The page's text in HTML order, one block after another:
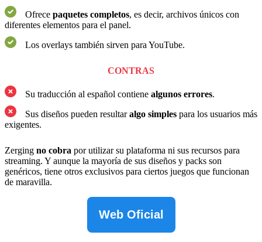
Ofrece paquetes completos, es decir, archivos únicos con
diferentes elementos para el panel.
Los overlays también sirven para YouTube.
CONTRAS
Su traducción al español contiene algunos errores.
Sus diseños pueden resultaralgo simples para los usuarios más
exigentes.
Zerging no cobra por utilizar su plataforma ni sus recursos para
streaming. Y aunque la mayoría de sus diseños y packs son
genéricos, tiene otros exclusivos para ciertos juegos que funcionan
de maravilla.
Web Oficial